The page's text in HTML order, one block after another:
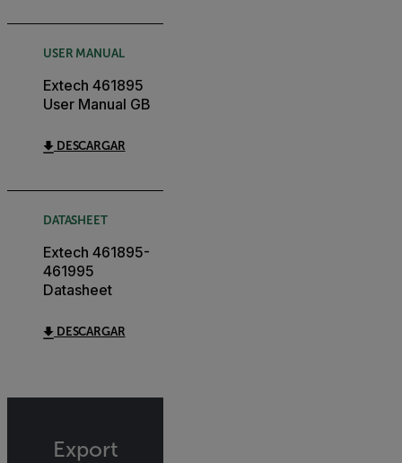
USER MANUAL
Extech 461895
User Manual GB
DESCARGAR
DATASHEET
Extech 461895-
461995
Datasheet
DESCARGAR
Export